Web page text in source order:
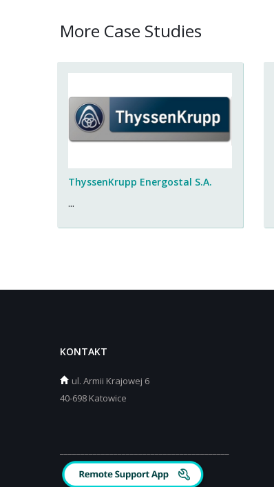
More Case Studies
ThyssenKrupp Energostal S.A.
...
KONTAKT
ul. Armii Krajowej 6
40-698 Katowice